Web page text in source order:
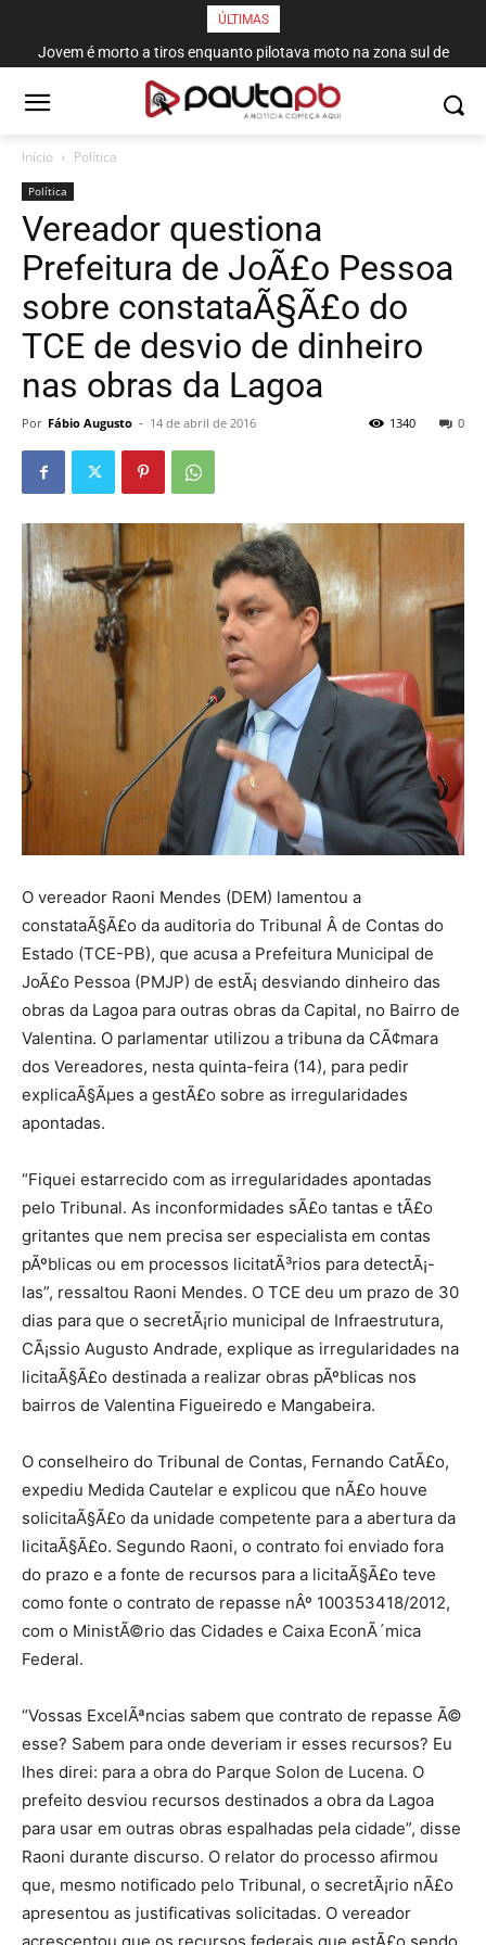
ÚLTIMAS
Jovem é morto a tiros enquanto pilotava moto na zona sul de
João Pessoa
Início Política
Política
Vereador questiona
Prefeitura de JoÃ£o Pessoa
sobre constataÃ§Ã£o do
TCE de desvio de dinheiro
nas obras da Lagoa
Por Fábio Augusto - 14 de abril de 2016 0
1340
O vereador Raoni Mendes (DEM) lamentou a
constataÃ§Ã£o da auditoria do Tribunal Â de Contas do
Estado (TCE-PB), que acusa a Prefeitura Municipal de
JoÃ£o Pessoa (PMJP) de estÃ¡ desviando dinheiro das
obras da Lagoa para outras obras da Capital, no Bairro de
Valentina. O parlamentar utilizou a tribuna da CÃ¢mara
dos Vereadores, nesta quinta-feira (14), para pedir
explicaÃ§Ãµes a gestÃ£o sobre as irregularidades
apontadas.
“Fiquei estarrecido com as irregularidades apontadas
pelo Tribunal. As inconformidades sÃ£o tantas e tÃ£o
gritantes que nem precisa ser especialista em contas
pÃºblicas ou em processos licitatÃ³rios para detectÃ¡-
las”, ressaltou Raoni Mendes. O TCE deu um prazo de 30
dias para que o secretÃ¡rio municipal de Infraestrutura,
CÃ¡ssio Augusto Andrade, explique as irregularidades na
licitaÃ§Ã£o destinada a realizar obras pÃºblicas nos
bairros de Valentina Figueiredo e Mangabeira.
O conselheiro do Tribunal de Contas, Fernando CatÃ£o,
expediu Medida Cautelar e explicou que nÃ£o houve
solicitaÃ§Ã£o da unidade competente para a abertura da
licitaÃ§Ã£o. Segundo Raoni, o contrato foi enviado fora
do prazo e a fonte de recursos para a licitaÃ§Ã£o teve
como fonte o contrato de repasse nÂº 100353418/2012,
com o MinistÃ©rio das Cidades e Caixa EconÃ´mica
Federal.
“Vossas ExcelÃªncias sabem que contrato de repasse Ã©
esse? Sabem para onde deveriam ir esses recursos? Eu
lhes direi: para a obra do Parque Solon de Lucena. O
prefeito desviou recursos destinados a obra da Lagoa
para usar em outras obras espalhadas pela cidade”, disse
Raoni durante discurso. O relator do processo afirmou
que, mesmo notificado pelo Tribunal, o secretÃ¡rio nÃ£o
apresentou as justificativas solicitadas. O vereador